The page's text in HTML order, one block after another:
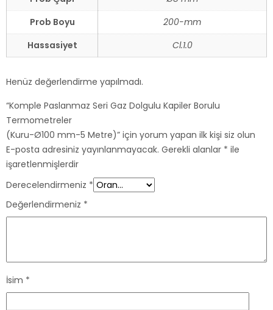
Prob Boyu
200-mm
Hassasiyet
Cl.1.0
Henüz değerlendirme yapılmadı.
“Komple Paslanmaz Seri Gaz Dolgulu Kapiler Borulu
Termometreler
(Kuru-Ø100 mm-5 Metre)” için yorum yapan ilk kişi siz olun
E-posta adresiniz yayınlanmayacak. Gerekli alanlar * ile
işaretlenmişlerdir
Derecelendirmeniz *
Değerlendirmeniz *
İsim *